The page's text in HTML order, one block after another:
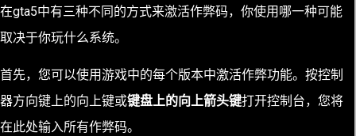
在gta5中有三种不同的方式来激活作弊码，你使用哪一种可能
取决于你玩什么系统。
首先，您可以使用游戏中的每个版本中激活作弊功能。按控制
器方向键上的向上键或键盘上的向上箭头键打开控制台， 您将
在此处输入所有作弊码。